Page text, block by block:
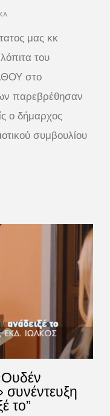
μας κκ
του
στο
παρεβρέθησαν
ο δήμαρχος
συμβουλίου
το”